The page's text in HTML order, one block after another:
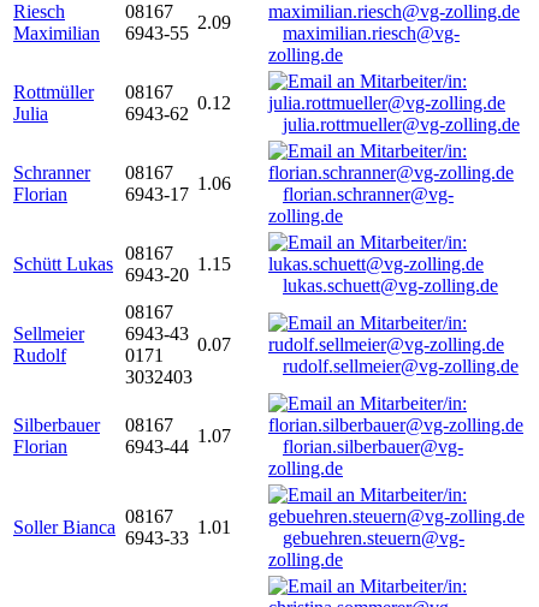
Riesch
Maximilian
08167
6943-55
2.09
maximilian.riesch@vg-
zolling.de
Rottmüller
Julia
08167
6943-62
0.12
julia.rottmueller@vg-zolling.de
Schranner
Florian
08167
6943-17
1.06
florian.schranner@vg-
zolling.de
Schütt Lukas
08167
6943-20
1.15
lukas.schuett@vg-zolling.de
Sellmeier
Rudolf
08167
6943-43
0171
3032403
0.07
rudolf.sellmeier@vg-zolling.de
Silberbauer
Florian
08167
6943-44
1.07
florian.silberbauer@vg-
zolling.de
Soller Bianca
08167
6943-33
1.01
gebuehren.steuern@vg-
zolling.de